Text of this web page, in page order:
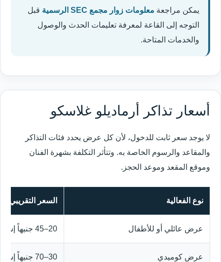
يمكن مراجعة معلومات زوار مجمع SEC الرسمية
قبل
التوجه إلى القاعة لمعرفة تعليمات الحدث والوصول
والخدمات المتاحة.
أسعار تذاكر أرماديلو غلاسكو
لا يوجد سعر ثابت للدخول، لأن كل عرض يحدد فئات التذاكر
والمقاعد والرسوم الخاصة به. وتتأثر التكلفة بشهرة الفنان
وموقع المقعد وموعد الحجز.
نوع الفعالية السعر التقريبي
عرض عائلي أو للأطفال 20–45 جنيهاً إسترلينياً
عرض كوميدي 30–70 جنيهاً إسترلينياً